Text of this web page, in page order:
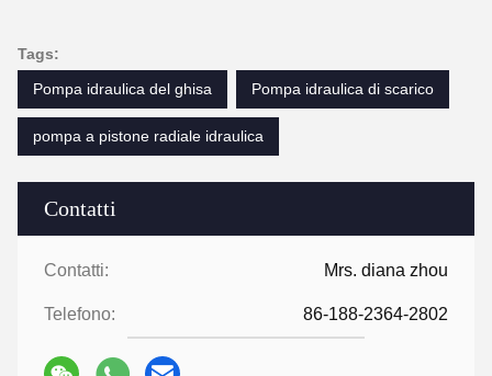
Contatti
Contatti: Mrs. diana zhou
Telefono: 86-188-2364-2802
Tags:
Pompa idraulica del ghisa
Pompa idraulica di scarico
pompa a pistone radiale idraulica